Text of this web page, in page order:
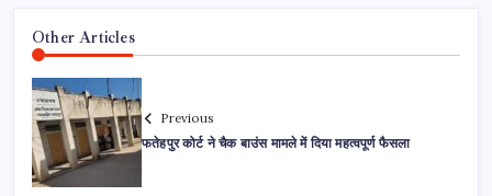
Other Articles
Previous
फतेहपुर कोर्ट ने चैक बाउंस मामले में दिया महत्वपूर्ण फैसला